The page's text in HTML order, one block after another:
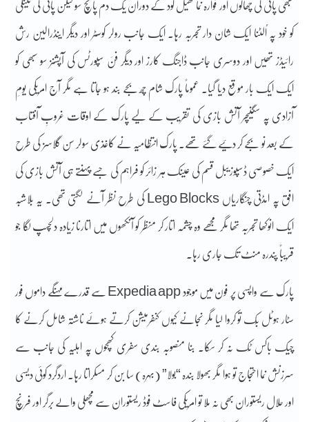
سبھی پانی کی چھالوں اور فوارہ نما کھیل کود کے دوران یک دم پانچ سو گیلن پانی کی ٹینکی
کو خود پہ اُلٹنا ایک شان دار تجربہ رہا۔ ایک جانب رولر کوسٹر اور دیگر اینڈرالین رش
رائیڈز تھیں اور دوسری جانب ڈاجنگ کارز اور دیگر فنَ سپورٹس کی آپشنز سو سبھی کو
ایک ایک بار موقع دیا گیا۔ عموماً پارک شام چھ بجے بند ہو جاتا ہے مگر آج امریکی یومِ
آزادی پہ سگنیچر آتش بازی کی تقریب کے لیے پارک کے اوقات غروبِ آفتاب
کے بعد نو بجے کر دئیے گئے تھے۔ پارک انتظامیہ نے کاغذی سولر سن گلاسز کی طرح
ایک خصوصی ڈسپوزیبل قسم کی عینک ہر زائر کو فراہم کی جسے پہنتے ہی آتش بازی کی
افق پہ امڈتی چنگاریاں Lego Blocks کی طرح نظر آنے لگتی تھی۔ یہ بلاشبہ
ایک انوکھا تجربہ تھا مگر مجھے وہ چشمہ اتار کر منظر کو آنکھوں میں اتارنا زیادہ دلچسپ لگا جو
قریباً پندرہ منٹ تک جاری رہا۔
پارک سے واپسی پر فون میں موجود Expedia app سے قدرے مہنگے داموں فور
سٹار ہوٹل بُک تو کروا لیا مگر نجانے کیوں کنفرمیشن کرتے ہوئے ناشتہ شامل کرنے کا
چیک باکس ٹِک نہ کر سکا۔ بنا منصوبہ بندی سفری کَھچوں پہ اہلیہ کی جانب سے
سرزنش نما احتجاج تو ہوا مگر بھولا بندہ “بولا” (بہرہ) سا بن کر مسکراتا رہا۔ اردگرد کوئی دیسی
اور حلال ریستوران بھی نہ ملا تو امریکی فاسٹ فوڈ ریستوران سے مچھلی والے برگر اور فرنچ